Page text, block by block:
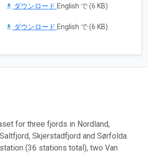
ダウンロード English で (6 KB)
ダウンロード English で (6 KB)
for three fjords in Nordland,
Skjerstadfjord and Sørfolda.
(36 stations total), two Van